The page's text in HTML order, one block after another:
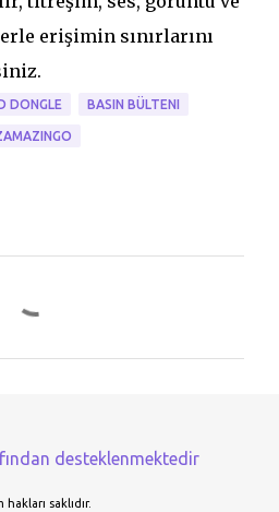
erişimin sınırlarını
DONGLE BASIN BÜLTENI
desteklenmektedir
hakları saklıdır.